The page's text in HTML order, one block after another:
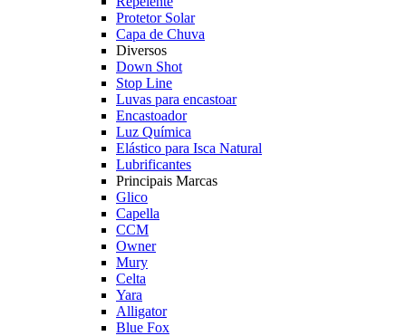
Protetor Solar
Capa de Chuva
Diversos
Down Shot
Stop Line
Luvas para encastoar
Encastoador
Luz Química
Elástico para Isca Natural
Lubrificantes
Principais Marcas
Glico
Capella
CCM
Owner
Mury
Celta
Yara
Alligator
Blue Fox